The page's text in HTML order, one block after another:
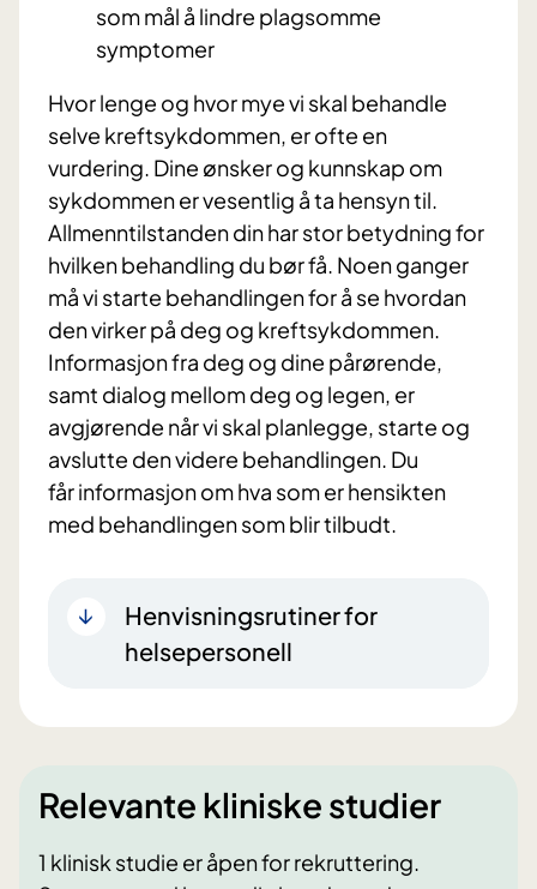
som mål å lindre plagsomme
symptomer
Hvor lenge og hvor mye vi skal behandle
selve kreftsykdommen, er ofte en
vurdering. Dine ønsker og kunnskap om
sykdommen er vesentlig å ta hensyn til.
Allmenntilstanden din har stor betydning for
hvilken behandling du bør få. Noen ganger
må vi starte behandlingen for å se hvordan
den virker på deg og kreftsykdommen.
Informasjon fra deg og dine pårørende,
samt dialog mellom deg og legen, er
avgjørende når vi skal planlegge, starte og
avslutte den videre behandlingen. Du
får informasjon om hva som er hensikten
med behandlingen som blir tilbudt.
Henvisningsrutiner for
helsepersonell
Relevante kliniske studier
1 klinisk studie er åpen for rekruttering.